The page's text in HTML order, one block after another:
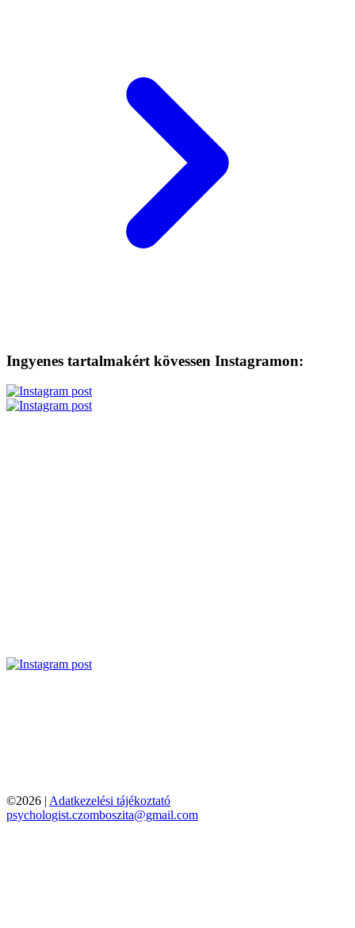
Ingyenes tartalmakért kövessen Instagramon:
©2026 | Adatkezelési tájékoztató
psychologist.czomboszita@gmail.com